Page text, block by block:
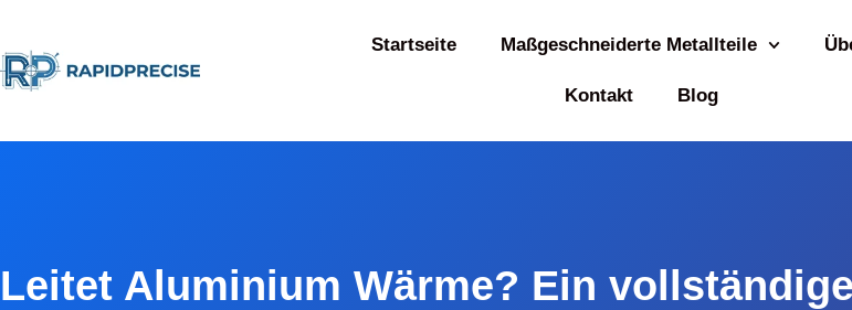
Startseite Maßgeschneiderte Metallteile
Kontakt Blog
Leitet Aluminium Wärme? Ein